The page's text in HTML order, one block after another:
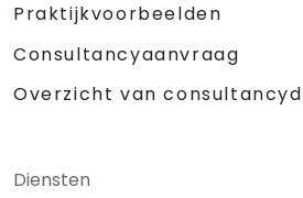
Praktijkvoorbeelden
Consultancyaanvraag
Overzicht van
Diensten